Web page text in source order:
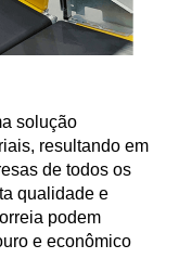
solução
resultando em
de todos os
qualidade e
podem
e econômico